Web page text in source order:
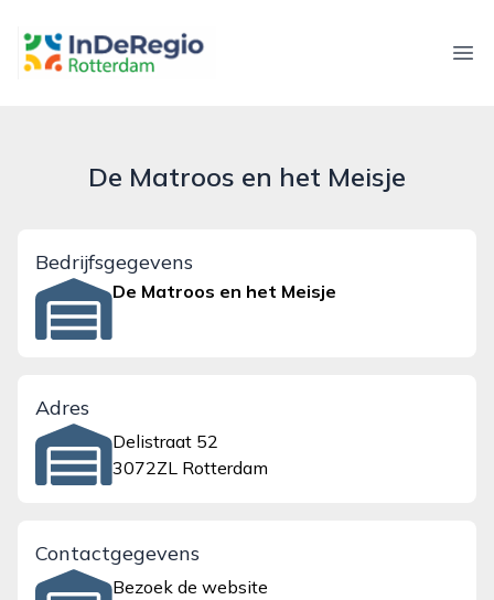
inderegiorotterdam.nl
De Matroos en het Meisje
Bedrijfsgegevens
De Matroos en het Meisje
Adres
Delistraat 52
3072ZL Rotterdam
Contactgegevens
Bezoek de website